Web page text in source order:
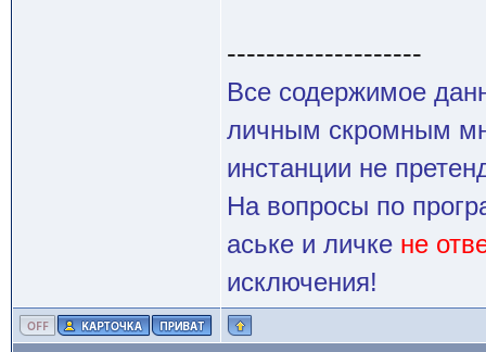
--------------------
Все содержимое
личным скромным
инстанции не
На вопросы по
аське и личке не
исключения!